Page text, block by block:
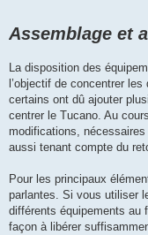
Assemblage et
La disposition des
l’objectif de concentrer
certains ont dû ajouter
centrer le Tucano. Au
modifications,
aussi tenant compte du
Pour les principaux
parlantes. Si vous utiliser
différents équipements au
façon à libérer